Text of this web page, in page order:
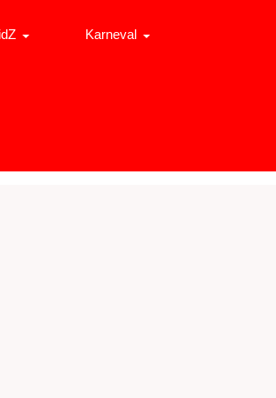
Karneval